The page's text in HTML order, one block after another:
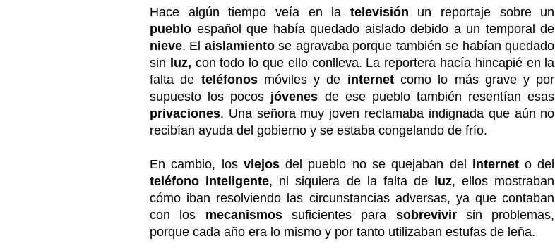
Hace algún tiempo veía en la televisión un reportaje sobre un
pueblo español que había quedado aislado debido a un temporal de
nieve. El aislamientose agravaba porque también se habían quedado
sin
luz, con todo lo que ello conlleva. La reportera hacía hincapié en la
falta de teléfonosmóviles y de internetcomo lo más grave y por
supuesto los pocos jóvenes de ese pueblo también resentían esas
privaciones. Una señora muy joven reclamaba indignada que aún no
recibían ayuda del gobierno y se estaba congelando de frío.
En cambio, los viejosdel pueblo no se quejaban del interneto del
teléfono inteligente, ni siquiera de la falta de luz, ellos mostraban
cómo iban resolviendo las circunstancias adversas, ya que contaban
con los mecanismossuficientes para sobrevivirsin problemas,
porque cada año era lo mismo y por tanto utilizaban estufas de leña.